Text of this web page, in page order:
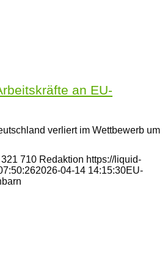
an EU-
verliert im Wettbewerb um
321 710 Redaktion https://liquid-
2026-04-14 14:15:30EU-